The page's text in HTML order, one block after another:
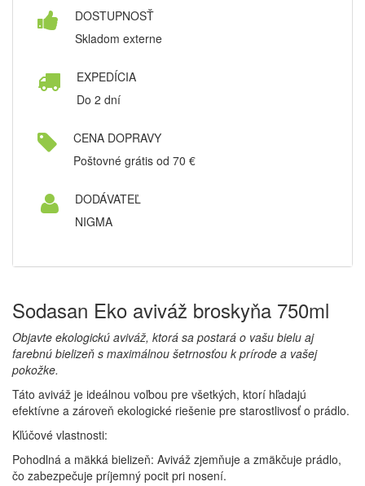
DOSTUPNOSŤ
Skladom externe
EXPEDÍCIA
Do 2 dní
CENA DOPRAVY
Poštovné grátis od 70 €
DODÁVATEĽ
NIGMA
Sodasan Eko aviváž broskyňa 750ml
Objavte ekologickú aviváž, ktorá sa postará o vašu bielu aj
farebnú bielizeň s maximálnou šetrnosťou k prírode a vašej
pokožke.
Táto aviváž je ideálnou voľbou pre všetkých, ktorí hľadajú
efektívne a zároveň ekologické riešenie pre starostlivosť o prádlo.
Kľúčové vlastnosti:
Pohodlná a mäkká bielizeň: Aviváž zjemňuje a zmäkčuje prádlo,
čo zabezpečuje príjemný pocit pri nosení.